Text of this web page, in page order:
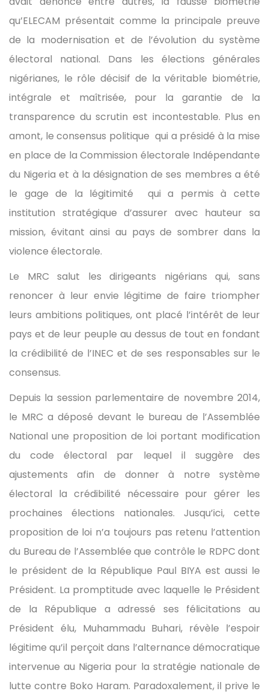
qu’ELECAM présentait comme la principale preuve
de la modernisation et de l’évolution du système
électoral national. Dans les élections générales
nigérianes, le rôle décisif de la véritable biométrie,
intégrale et maîtrisée, pour la garantie de la
transparence du scrutin est incontestable. Plus en
amont, le consensus politique qui a présidé à la mise
en place de la Commission électorale Indépendante
du Nigeria et à la désignation de ses membres a été
le gage de la légitimité qui a permis à cette
institution stratégique d’assurer avec hauteur sa
mission, évitant ainsi au pays de sombrer dans la
violence électorale.
Le MRC salut les dirigeants nigérians qui, sans
renoncer à leur envie légitime de faire triompher
leurs ambitions politiques, ont placé l’intérêt de leur
pays et de leur peuple au dessus de tout en fondant
la crédibilité de l’INEC et de ses responsables sur le
consensus.
Depuis la session parlementaire de novembre 2014,
le MRC a déposé devant le bureau de l’Assemblée
National une proposition de loi portant modification
du code électoral par lequel il suggère des
ajustements afin de donner à notre système
électoral la crédibilité nécessaire pour gérer les
prochaines élections nationales. Jusqu’ici, cette
proposition de loi n’a toujours pas retenu l’attention
du Bureau de l’Assemblée que contrôle le RDPC dont
le président de la République Paul BIYA est aussi le
Président. La promptitude avec laquelle le Président
de la République a adressé ses félicitations au
Président élu, Muhammadu Buhari, révèle l’espoir
légitime qu’il perçoit dans l’alternance démocratique
intervenue au Nigeria pour la stratégie nationale de
lutte contre Boko Haram. Paradoxalement, il prive le